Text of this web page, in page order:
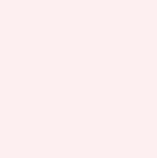
vous faire
recevoir,